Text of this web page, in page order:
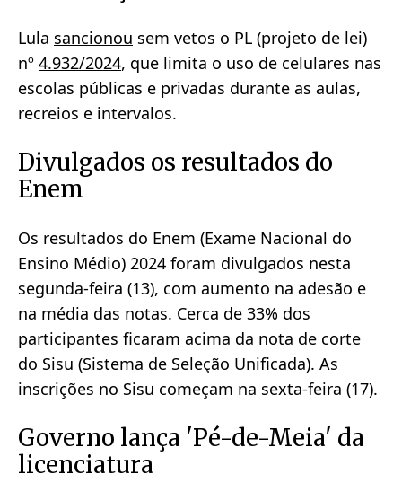
Lula sancionou sem vetos o PL (projeto de lei)
nº 4.932/2024, que limita o uso de celulares nas
escolas públicas e privadas durante as aulas,
recreios e intervalos.
Divulgados os resultados do
Enem
Os resultados do Enem (Exame Nacional do
Ensino Médio) 2024 foram divulgados nesta
segunda-feira (13), com aumento na adesão e
na média das notas. Cerca de 33% dos
participantes ficaram acima da nota de corte
do Sisu (Sistema de Seleção Unificada). As
inscrições no Sisu começam na sexta-feira (17).
Governo lança 'Pé-de-Meia' da
licenciatura